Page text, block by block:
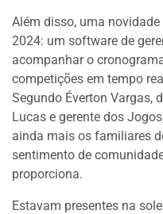
Além disso, uma
2024: um software de
acompanhar o
competições em tempo
Segundo Éverton Vargas,
Lucas e gerente dos
ainda mais os familiares
sentimento de
proporciona.
Estavam presentes na